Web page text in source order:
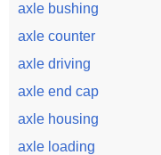
axle bushing
axle counter
axle driving
axle end cap
axle housing
axle loading